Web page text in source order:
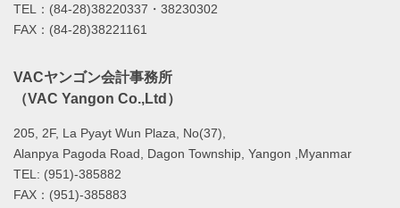
TEL：(84-28)38220337・38230302
FAX：(84-28)38221161
VACヤンゴン会計事務所
（VAC Yangon Co.,Ltd）
205, 2F, La Pyayt Wun Plaza, No(37),
Alanpya Pagoda Road, Dagon Township, Yangon ,Myanmar
TEL: (951)-385882
FAX：(951)-385883